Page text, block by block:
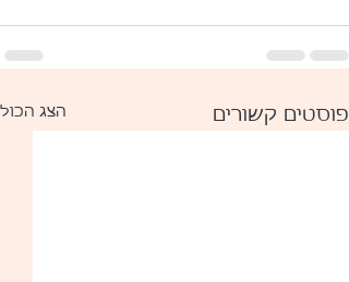
פוסטים קשורים הצג הכול